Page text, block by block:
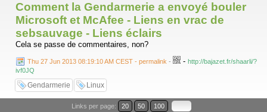
Comment la Gendarmerie a envoyé bouler
Microsoft et McAfee - Liens en vrac de
sebsauvage - Liens éclairs
Cela se passe de commentaires, non?
Thu 27 Jun 2013 08:19:10 AM CEST - permalink - - http://bajazet.fr/shaarli/?
ivf0JQ
Gendarmerie Linux
Links per page: 20 50 100